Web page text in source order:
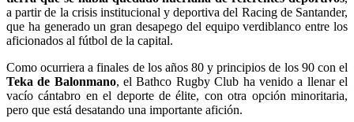
a partir de la crisis institucional y deportiva del Racing de Santander,
que ha generado un gran desapego del equipo verdiblanco entre los
aficionados al fútbol de la capital.
Como ocurriera a finales de los años 80 y principios de los 90 con el
Teka de Balonmano, el Bathco Rugby Club ha venido a llenar el
vacío cántabro en el deporte de élite, con otra opción minoritaria,
pero que está desatando una importante afición.